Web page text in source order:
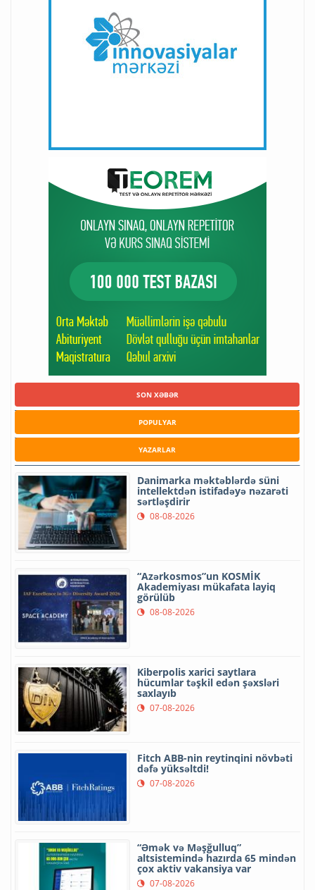
SON XƏBƏR
POPULYAR
YAZARLAR
Danimarka məktəblərdə süni
intellektdən istifadəyə nəzarəti
sərtləşdirir
08-08-2026
“Azərkosmos”un KOSMİK
Akademiyası mükafata layiq
görülüb
08-08-2026
Kiberpolis xarici saytlara
hücumlar təşkil edən şəxsləri
saxlayıb
07-08-2026
Fitch ABB-nin reytinqini növbəti
dəfə yüksəltdi!
07-08-2026
“Əmək və Məşğulluq”
altsistemində hazırda 65 mindən
çox aktiv vakansiya var
07-08-2026